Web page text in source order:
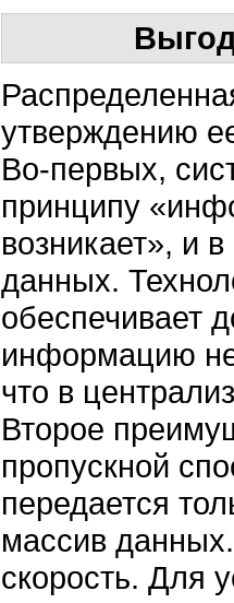
утверждению
Во-первых,
принципу
возникает», и
данных.
обеспечивает
информацию
что в
Второе
пропускной
передается
массив
скорость. Для